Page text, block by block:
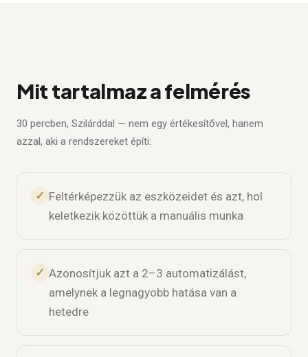
Mit tartalmaz a felmérés
30 percben, Szilárddal — nem egy értékesítővel, hanem
azzal, aki a rendszereket építi:
✓ Feltérképezzük az eszközeidet és azt, hol
keletkezik közöttük a manuális munka
✓ Azonosítjuk azt a 2–3 automatizálást,
amelynek a legnagyobb hatása van a
hetedre